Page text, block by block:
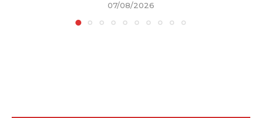
07/08/2026